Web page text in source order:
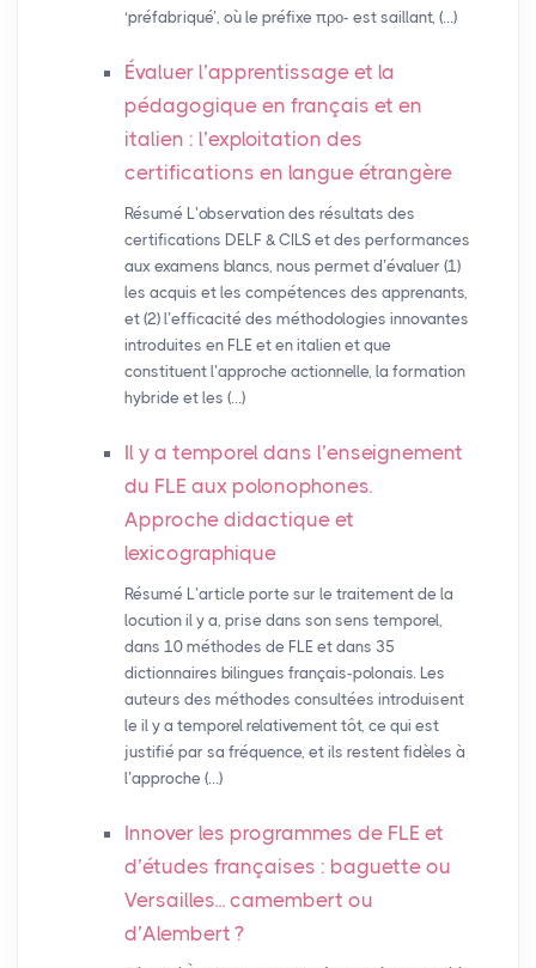
‘préfabriqué’, où le préfixe προ- est saillant, (…)
Évaluer l’apprentissage et la
pédagogique en français et en
italien : l’exploitation des
certifications en langue étrangère
Résumé L’observation des résultats des
certifications DELF & CILS et des performances
aux examens blancs, nous permet d’évaluer (1)
les acquis et les compétences des apprenants,
et (2) l’efficacité des méthodologies innovantes
introduites en FLE et en italien et que
constituent l’approche actionnelle, la formation
hybride et les (…)
Il y a temporel dans l’enseignement
du FLE aux polonophones.
Approche didactique et
lexicographique
Résumé L’article porte sur le traitement de la
locution il y a, prise dans son sens temporel,
dans 10 méthodes de FLE et dans 35
dictionnaires bilingues français-polonais. Les
auteurs des méthodes consultées introduisent
le il y a temporel relativement tôt, ce qui est
justifié par sa fréquence, et ils restent fidèles à
l’approche (…)
Innover les programmes de FLE et
d’études françaises : baguette ou
Versailles... camembert ou
d’Alembert ?